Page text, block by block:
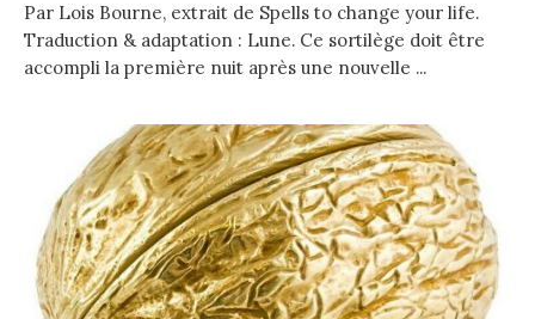
Par Lois Bourne, extrait de Spells to change your life.
Traduction & adaptation : Lune. Ce sortilège doit être
accompli la première nuit après une nouvelle ...